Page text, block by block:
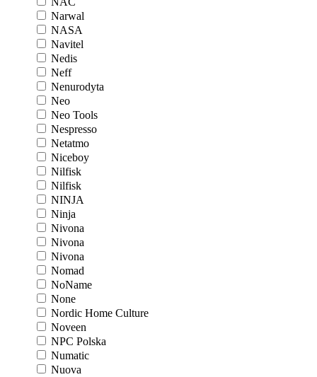
Narwal
NASA
Navitel
Nedis
Neff
Nenurodyta
Neo
Neo Tools
Nespresso
Netatmo
Niceboy
Nilfisk
Nilfisk
NINJA
Ninja
Nivona
Nivona
Nivona
Nomad
NoName
None
Nordic Home Culture
Noveen
NPC Polska
Numatic
Nuova